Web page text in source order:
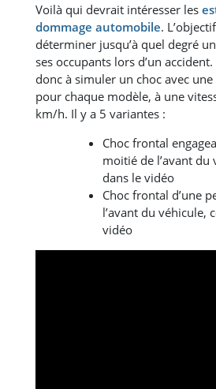
Voilà qui devrait intéresser les
dommage automobile.
déterminer jusqu’à quel degré
ses occupants lors d’un
donc à simuler un choc avec
pour chaque modèle, à une
km/h. Il y a 5 variantes :
Choc frontal
moitié de l’avant du
dans le vidéo
Choc frontal d’une
l’avant du véhicule,
vidéo